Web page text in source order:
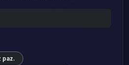
paz.